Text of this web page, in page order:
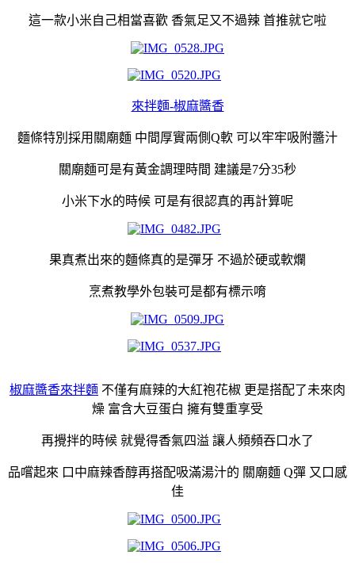
這一款小米自己相當喜歡 香氣足又不過辣 首推就它啦
來拌麵-椒麻醬香
麵條特別採用關廟麵 中間厚實兩側Q軟 可以牢牢吸附醬汁
關廟麵可是有黃金調理時間 建議是7分35秒
小米下水的時候 可是有很認真的再計算呢
果真煮出來的麵條真的是彈牙 不過於硬或軟爛
烹煮教學外包裝可是都有標示唷
椒麻醬香來拌麵 不僅有麻辣的大紅袍花椒 更是搭配了未來肉
燥 富含大豆蛋白 擁有雙重享受
再攪拌的時候 就覺得香氣四溢 讓人頻頻吞口水了
品嚐起來 口中麻辣香醇再搭配吸滿湯汁的 關廟麵 Q彈 又口感
佳